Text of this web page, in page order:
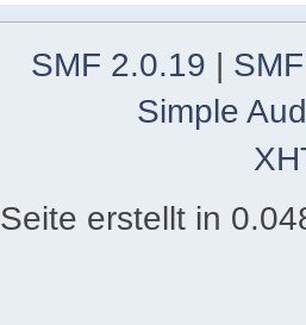
SMF 2.0.19 |
Simple
Seite erstellt in